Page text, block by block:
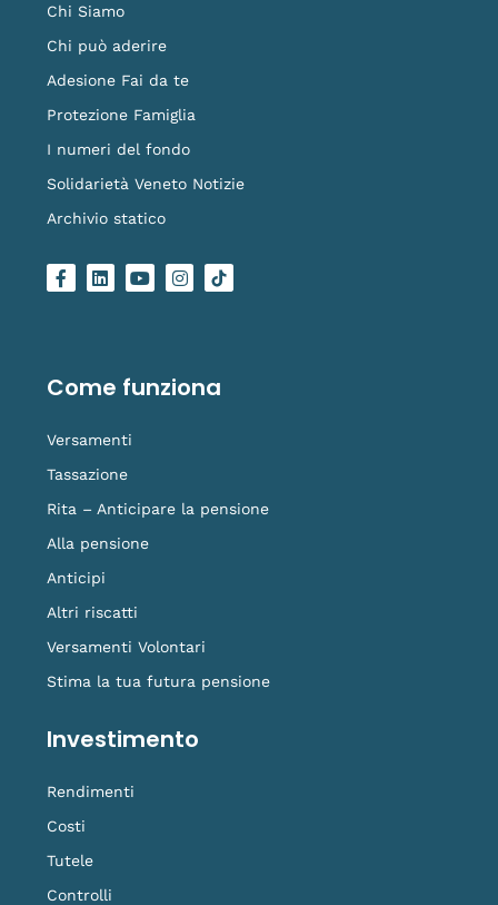
Chi Siamo
Chi può aderire
Adesione Fai da te
Protezione Famiglia
I numeri del fondo
Solidarietà Veneto Notizie
Archivio statico
F
a
o
k
L
i
n
Y
o
I
n
a
L
o
k
Come funziona
Versamenti
Tassazione
Rita – Anticipare la pensione
Alla pensione
Anticipi
Altri riscatti
Versamenti Volontari
Stima la tua futura pensione
Investimento
Rendimenti
Costi
Tutele
Controlli